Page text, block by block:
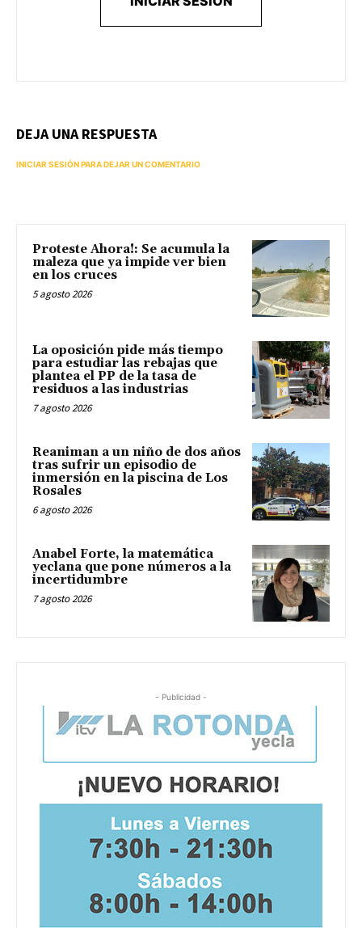
DEJA UNA RESPUESTA
INICIAR SESIÓN PARA DEJAR UN COMENTARIO
Proteste Ahora!: Se acumula la
maleza que ya impide ver bien
en los cruces
5 agosto 2026
La oposición pide más tiempo
para estudiar las rebajas que
plantea el PP de la tasa de
residuos a las industrias
7 agosto 2026
Reaniman a un niño de dos años
tras sufrir un episodio de
inmersión en la piscina de Los
Rosales
6 agosto 2026
Anabel Forte, la matemática
yeclana que pone números a la
incertidumbre
7 agosto 2026
- Publicidad -